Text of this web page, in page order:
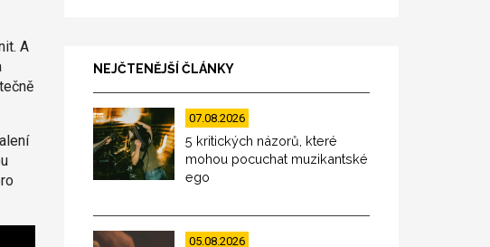
A
NEJČTENĚJŠÍ ČLÁNKY
07.08.2026
5 kritických názorů, které
mohou pocuchat muzikantské
ego
05.08.2026